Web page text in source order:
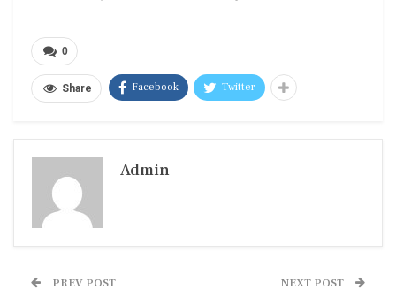
0
Share Facebook Twitter
Admin
PREV POST NEXT POST